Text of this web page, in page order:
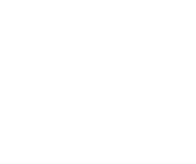
Documentazione o nella
dal Provider del
di rimborso
il contratto e ottenere
In caso di
possono includere una